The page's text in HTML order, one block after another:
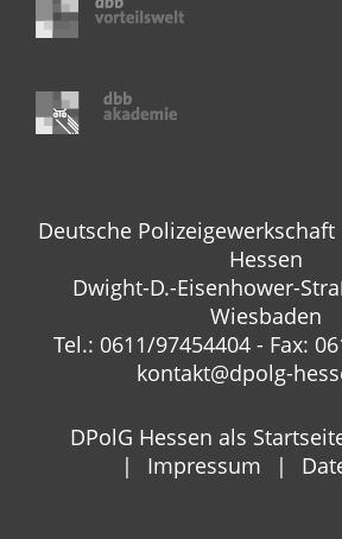
Deutsche
Hessen
Dwight-D.-Eisenhower-
Wiesbaden
Tel.: 0611/97454404 - Fax:
kontakt@dpolg-
DPolG Hessen als
Impressum